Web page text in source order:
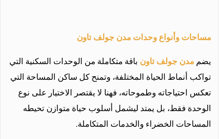
مساحات وأنواع وحدات مدن جولف تاون
يضممدن جولف تاونباقة متكاملة من الوحدات السكنية التي
تواكب أنماط الحياة المختلفة، وتمنح كل ساكن المساحة التي
تعكس احتياجاته وطموحاته، فهنا لا يقتصر الاختيار على نوع
الوحدة فقط، بل يمتد ليشمل أسلوب حياة متوازن تحيطه
المساحات الخضراء والخدمات المتكاملة.